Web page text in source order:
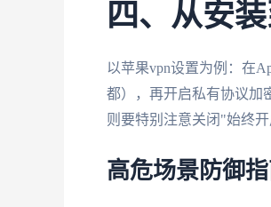
四、从安
以苹果vpn设置为例：在
都），再开启私有协议加
则要特别注意关闭"始终
高危场景防御